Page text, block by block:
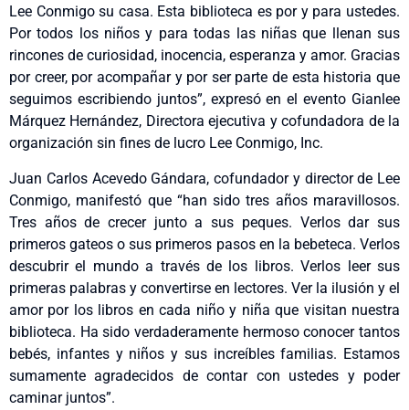
Lee Conmigo su casa. Esta biblioteca es por y para ustedes.
Por todos los niños y para todas las niñas que llenan sus
rincones de curiosidad, inocencia, esperanza y amor. Gracias
por creer, por acompañar y por ser parte de esta historia que
seguimos escribiendo juntos”, expresó en el evento Gianlee
Márquez Hernández, Directora ejecutiva y cofundadora de la
organización sin fines de lucro Lee Conmigo, Inc.
Juan Carlos Acevedo Gándara, cofundador y director de Lee
Conmigo, manifestó que “han sido tres años maravillosos.
Tres años de crecer junto a sus peques. Verlos dar sus
primeros gateos o sus primeros pasos en la bebeteca. Verlos
descubrir el mundo a través de los libros. Verlos leer sus
primeras palabras y convertirse en lectores. Ver la ilusión y el
amor por los libros en cada niño y niña que visitan nuestra
biblioteca. Ha sido verdaderamente hermoso conocer tantos
bebés, infantes y niños y sus increíbles familias. Estamos
sumamente agradecidos de contar con ustedes y poder
caminar juntos”.